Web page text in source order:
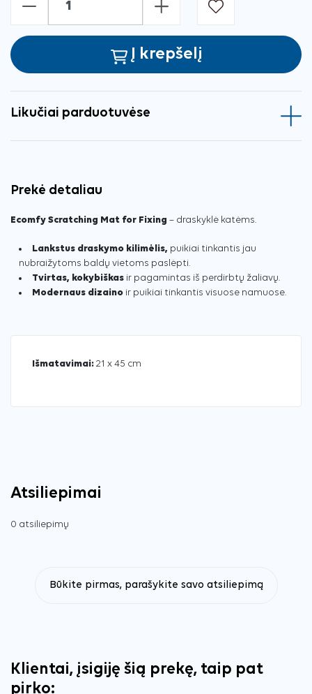
- +
Į krepšelį
Likučiai parduotuvėse
Prekė detaliau
Ecomfy Scratching Mat for Fixing – draskyklė katėms.
Lankstus draskymo kilimėlis, puikiai tinkantis jau
nubraižytoms baldų vietoms paslėpti.
Tvirtas, kokybiškas ir pagamintas iš perdirbtų žaliavų.
Modernaus dizaino ir puikiai tinkantis visuose namuose.
Išmatavimai: 21 x 45 cm
Atsiliepimai
0 atsiliepimų
Būkite pirmas, parašykite savo atsiliepimą
Klientai, įsigiję šią prekę, taip pat
pirko: